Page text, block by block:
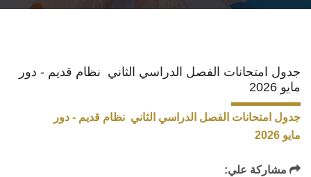
طلاب الكلية
جدول امتحانات الفصل الدراسي الثاني نظام قديم - دور
مايو 2026
جدول امتحانات الفصل الدراسي الثاني نظام قديم - دور
مايو 2026
مشاركة علي: